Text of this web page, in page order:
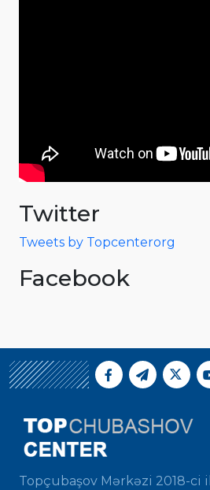
Twitter
Tweets by Topcenterorg
Facebook
Topçubaşov Mərkəzi 2018-ci